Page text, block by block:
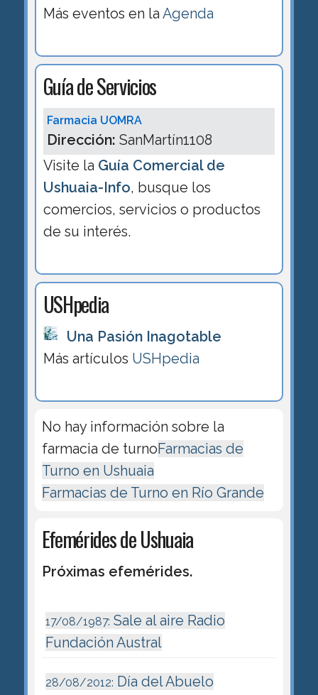
Más eventos en la Agenda
Guía de Servicios
Farmacia UOMRA
Dirección: SanMartín1108
Visite la Guía Comercial de
Ushuaia-Info, busque los
comercios, servicios o productos
de su interés.
USHpedia
Una Pasión Inagotable
Más artículos USHpedia
No hay información sobre la
farmacia de turnoFarmacias de
Turno en Ushuaia
Farmacias de Turno en Río Grande
Efemérides de Ushuaia
Próximas efemérides.
17/08/1987: Sale al aire Radio
Fundación Austral
28/08/2012: Día del Abuelo